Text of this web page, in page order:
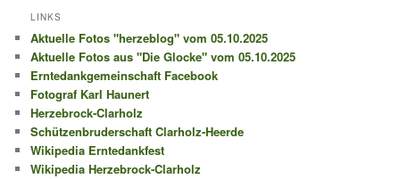
LINKS
Aktuelle Fotos "herzeblog" vom 05.10.2025
Aktuelle Fotos aus "Die Glocke" vom 05.10.2025
Erntedankgemeinschaft Facebook
Fotograf Karl Haunert
Herzebrock-Clarholz
Schützenbruderschaft Clarholz-Heerde
Wikipedia Erntedankfest
Wikipedia Herzebrock-Clarholz